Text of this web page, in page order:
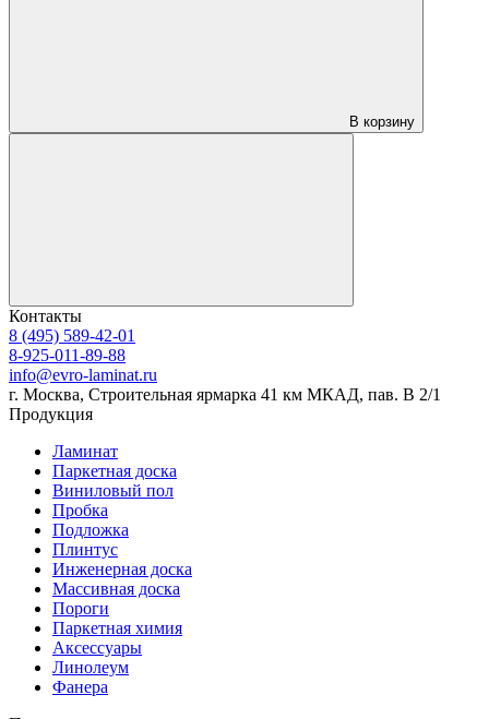
В корзину
Контакты
8 (495) 589-42-01
8-925-011-89-88
info@evro-laminat.ru
г. Москва, Строительная ярмарка 41 км МКАД, пав. В 2/1
Продукция
Ламинат
Паркетная доска
Виниловый пол
Пробка
Подложка
Плинтус
Инженерная доска
Массивная доска
Пороги
Паркетная химия
Аксессуары
Линолеум
Фанера